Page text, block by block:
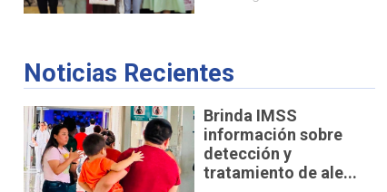
Noticias Recientes
Brinda IMSS
información sobre
detección y
tratamiento de ale...